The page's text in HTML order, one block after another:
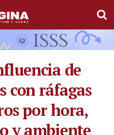
de
con ráfagas
por hora,
y ambiente